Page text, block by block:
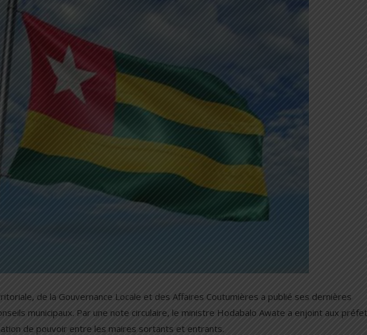
de la Gouvernance Locale et des Affaires Coutumières a publié ses dernières
municipaux. Par une note circulaire, le ministre Hodabalo Awate a enjoint aux
de pouvoir entre les maires sortants et entrants.